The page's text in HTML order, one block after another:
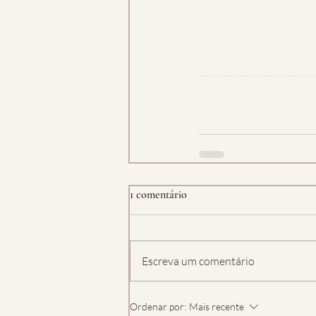
1 comentário
Escreva um comentário
Ordenar por: Mais recente